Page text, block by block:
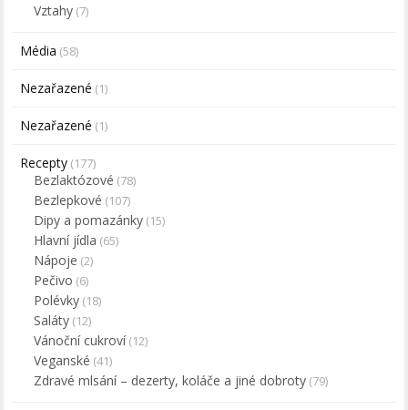
Vztahy (7)
Média (58)
Nezařazené (1)
Nezařazené (1)
Recepty (177)
Bezlaktózové (78)
Bezlepkové (107)
Dipy a pomazánky (15)
Hlavní jídla (65)
Nápoje (2)
Pečivo (6)
Polévky (18)
Saláty (12)
Vánoční cukroví(12)
Veganské (41)
Zdravé mlsání – dezerty, koláče a jiné dobroty (79)